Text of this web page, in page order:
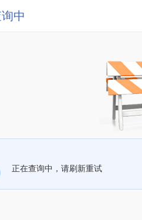
中
正在查询中，请刷新重试